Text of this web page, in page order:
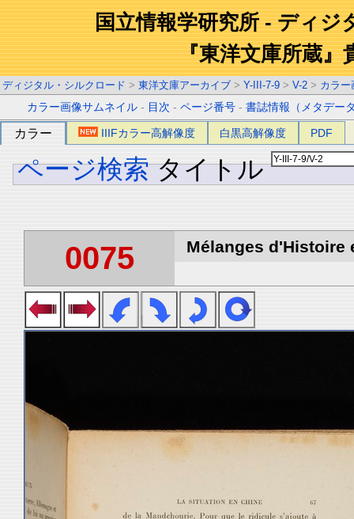
国立情報学研究所 - ディジ
『東洋文庫所蔵』
ディジタル・シルクロード > 東洋文庫アーカイブ > Y-III-7-9 > V-2 > カラー
カラー画像サムネイル - 目次 -ページ番号 -書誌情報（メタデー
カラー IIIFカラー高解像度 白黒高解像度 PDF
ページ検索 タイトル
0075 Mélanges d'Histoire